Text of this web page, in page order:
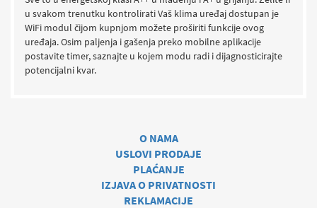
u svakom trenutku kontrolirati Vaš klima uređaj dostupan je
WiFi modul čijom kupnjom možete proširiti funkcije ovog
uređaja. Osim paljenja i gašenja preko mobilne aplikacije
postavite timer, saznajte u kojem modu radi i dijagnosticirajte
potencijalni kvar.
O NAMA
USLOVI PRODAJE
PLAĆANJE
IZJAVA O PRIVATNOSTI
REKLAMACIJE